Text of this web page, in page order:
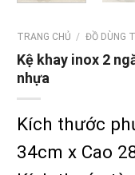
TRANG CHỦ / ĐỒ DÙNG
Kệ khay inox 2
nhựa
Kích thước
34cm x Cao